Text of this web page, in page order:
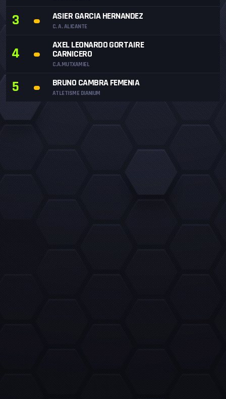
3 ASIER GARCIA HERNANDEZ
C. A. ALICANTE
4 AXEL LEONARDO GORTAIRE
CARNICERO
C.A.MUTXAMIEL
5 BRUNO CAMBRA FEMENIA
ATLETISME DIANIUM